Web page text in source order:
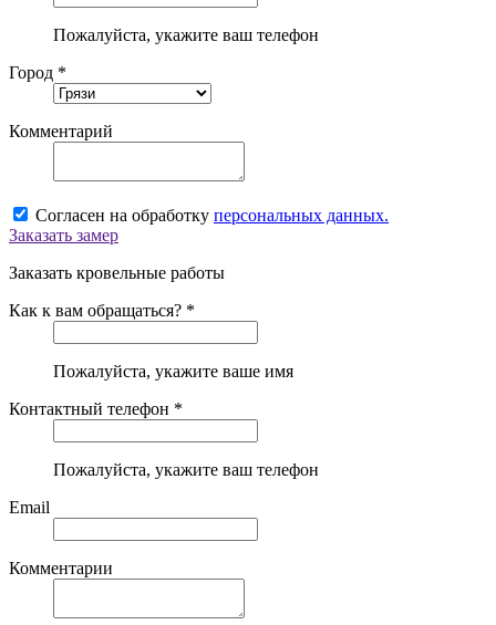
Пожалуйста, укажите ваш телефон
Город *
Комментарий
Согласен на обработку персональных данных.
Заказать замер
Заказать кровельные работы
Как к вам обращаться? *
Пожалуйста, укажите ваше имя
Контактный телефон *
Пожалуйста, укажите ваш телефон
Email
Комментарии